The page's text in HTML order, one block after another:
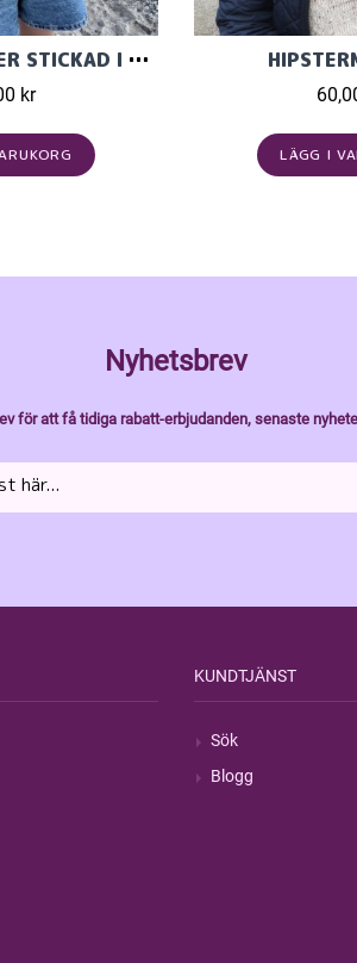
LOUVRE SWEATER STICKAD I PEER GYNT
kr
LÄGG I
Nyhetsbrev
för att få tidiga rabatt-erbjudanden, senaste
KUNDTJÄNST
Sök
Blogg